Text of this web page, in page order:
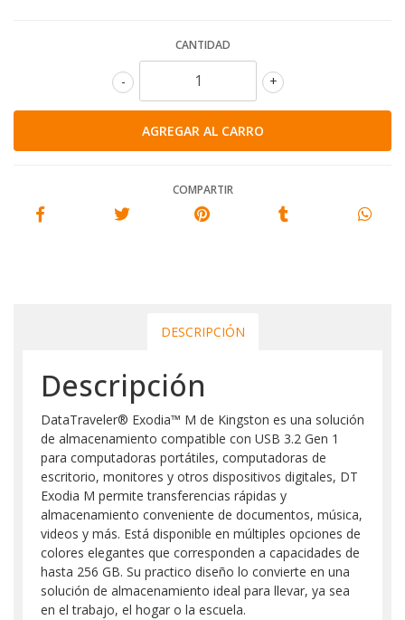
CANTIDAD
+
-
COMPARTIR
DESCRIPCIÓN
Descripción
DataTraveler® Exodia™ M de Kingston es una solución
de almacenamiento compatible con USB 3.2 Gen 1
para computadoras portátiles, computadoras de
escritorio, monitores y otros dispositivos digitales, DT
Exodia M permite transferencias rápidas y
almacenamiento conveniente de documentos, música,
videos y más. Está disponible en múltiples opciones de
colores elegantes que corresponden a capacidades de
hasta 256 GB. Su practico diseño lo convierte en una
solución de almacenamiento ideal para llevar, ya sea
en el trabajo, el hogar o la escuela.